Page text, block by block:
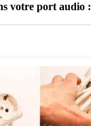
votre port audio